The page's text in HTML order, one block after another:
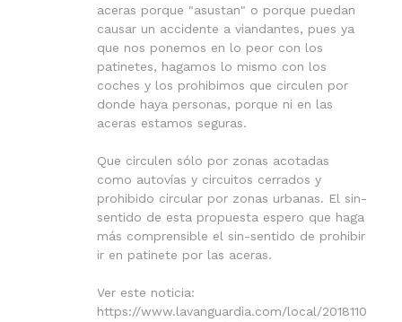
aceras porque "asustan" o porque puedan
causar un accidente a viandantes, pues ya
que nos ponemos en lo peor con los
patinetes, hagamos lo mismo con los
coches y los prohibimos que circulen por
donde haya personas, porque ni en las
aceras estamos seguras.
Que circulen sólo por zonas acotadas
como autovías y circuitos cerrados y
prohibido circular por zonas urbanas. El sin-
sentido de esta propuesta espero que haga
más comprensible el sin-sentido de prohibir
ir en patinete por las aceras.
Ver este noticia:
https://www.lavanguardia.com/local/2018110